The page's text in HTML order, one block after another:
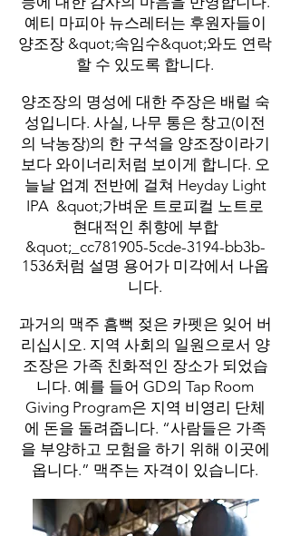
예티 마피아 뉴스레터는 후원자들이
양조장 &quot;속임수&quot;와도 연락
할 수 있도록 합니다.
양조장의 명성에 대한 주장은 배럴 숙
성입니다. 사실, 나무 통은 창고(이전
의 낙농장)의 한 구석을 양조장이라기
보다 와이너리처럼 보이게 합니다. 오
늘날 업계 전반에 걸쳐 Heyday Light
IPA &quot;가벼운 트로피컬 노트로
현대적인 취향에 부합
&quot;_cc781905-5cde-3194-bb3b-
1536처럼 설명 용어가 미각에서 나옵
니다.
과거의 맥주 흠뻑 젖은 카펫은 잊어 버
리십시오. 지역 사회의 일원으로서 양
조장은 가족 친화적인 장소가 되었습
니다. 예를 들어 GD의 Tap Room
Giving Program은 지역 비영리 단체
에 돈을 돌려줍니다. “사람들은 가족
을 부양하고 모험을 하기 위해 이곳에
옵니다.” 맥주는 자격이 있습니다.